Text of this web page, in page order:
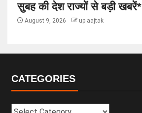
सुबह की देश राज्यों से बड़ी खबरें*
August 9, 2026 up aajtak
CATEGORIES